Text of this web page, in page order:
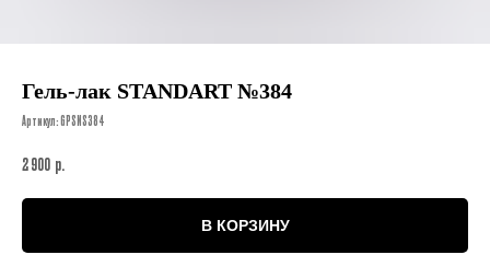
Гель-лак STANDART №384
Артикул:GPSNS384
2 900 р.
В КОРЗИНУ